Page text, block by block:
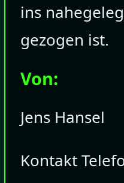
ins
gezogen ist.
Von:
Jens Hansel
Kontakt